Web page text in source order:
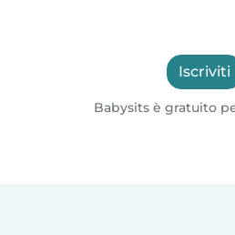
Iscriviti
Babysits è gratuito